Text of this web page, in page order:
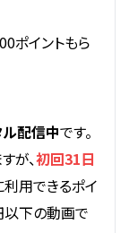
ポイントもら
ル配信中です。
が、初回31日
利用できるポイ
以下の動画で